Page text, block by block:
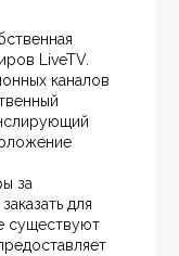
LiveTV.
каналов
за
для
существуют